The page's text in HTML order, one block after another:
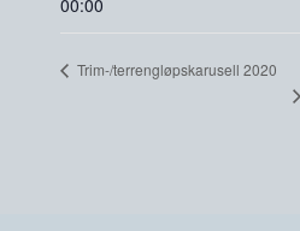
00:00
Trim-/terrengløpskarusell 2020